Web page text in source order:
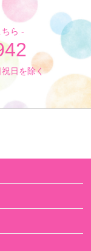
ら -
日を除く